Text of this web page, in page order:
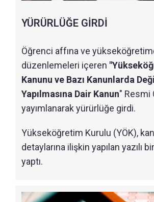
YÜRÜRLÜĞE GİRDİ
Öğrenci affına ve
düzenlemeleri içeren
Kanunu ve Bazı Kanunlarda
Yapılmasına Dair Kanun" Resmi
yayımlanarak yürürlüğe girdi.
Yükseköğretim Kurulu (YÖK),
detaylarına ilişkin yapılan yazılı
yaptı.